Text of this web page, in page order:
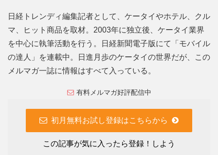
日経トレンディ編集記者として、ケータイやホテル、クル
マ、ヒット商品を取材。2003年に独立後、ケータイ業界
を中心に執筆活動を行う。日経新聞電子版にて「モバイル
の達人」を連載中。日進月歩のケータイの世界だが、この
メルマガ一誌に情報はすべて入っている。
有料メルマガ好評配信中
初月無料お試し登録はこちらから
この記事が気に入ったら登録！しよう